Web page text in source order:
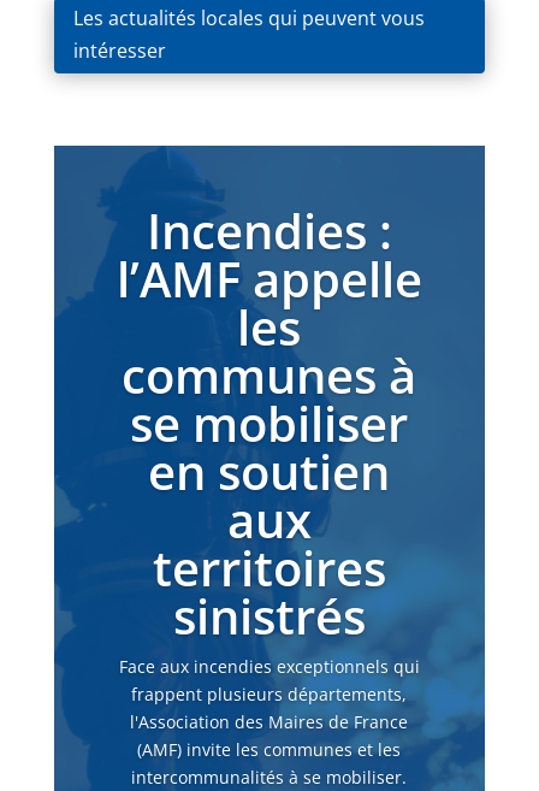
Les actualités locales qui peuvent vous
intéresser
Incendies :
l’AMF appelle
les
communes à
se mobiliser
en soutien
aux
territoires
sinistrés
Face aux incendies exceptionnels qui
frappent plusieurs départements,
l'Association des Maires de France
(AMF) invite les communes et les
intercommunalités à se mobiliser.